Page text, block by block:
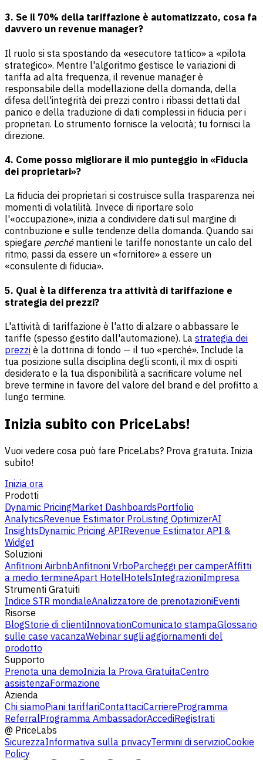
3. Se il 70% della tariffazione è automatizzato, cosa fa
davvero un revenue manager?
Il ruolo si sta spostando da «esecutore tattico» a «pilota
strategico». Mentre l'algoritmo gestisce le variazioni di
tariffa ad alta frequenza, il revenue manager è
responsabile della modellazione della domanda, della
difesa dell'integrità dei prezzi contro i ribassi dettati dal
panico e della traduzione di dati complessi in fiducia per i
proprietari. Lo strumento fornisce la velocità; tu fornisci la
direzione.
4. Come posso migliorare il mio punteggio in «Fiducia
dei proprietari»?
La fiducia dei proprietari si costruisce sulla trasparenza nei
momenti di volatilità. Invece di riportare solo
l'«occupazione», inizia a condividere dati sul margine di
contribuzione e sulle tendenze della domanda. Quando sai
spiegare perchémantieni le tariffe nonostante un calo del
ritmo, passi da essere un «fornitore» a essere un
«consulente di fiducia».
5. Qual è la differenza tra attività di tariffazione e
strategia dei prezzi?
L'attività di tariffazione è l'atto di alzare o abbassare le
tariffe (spesso gestito dall'automazione). La strategia dei
prezzi è la dottrina di fondo — il tuo «perché». Include la
tua posizione sulla disciplina degli sconti, il mix di ospiti
desiderato e la tua disponibilità a sacrificare volume nel
breve termine in favore del valore del brand e del profitto a
lungo termine.
Inizia subito con PriceLabs!
Vuoi vedere cosa può fare PriceLabs? Prova gratuita. Inizia
subito!
Inizia ora
Prodotti
Dynamic PricingMarket DashboardsPortfolio
AnalyticsRevenue Estimator ProListing OptimizerAI
InsightsDynamic Pricing APIRevenue Estimator API &
Widget
Soluzioni
Anfitrioni AirbnbAnfitrioni VrboParcheggi per camperAffitti
a medio termineApart HotelHotelsIntegrazioniImpresa
Strumenti Gratuiti
Indice STR mondialeAnalizzatore de prenotazioniEventi
Risorse
BlogStorie di clientiInnovationComunicato stampaGlossario
sulle case vacanzaWebinar sugli aggiornamenti del
prodotto
Supporto
Prenota una demoInizia la Prova GratuitaCentro
assistenzaFormazione
Azienda
Chi siamoPiani tariffariContattaciCarriereProgramma
ReferralProgramma AmbassadorAccediRegistrati
@ PriceLabs
SicurezzaInformativa sulla privacyTermini di servizioCookie
Policy